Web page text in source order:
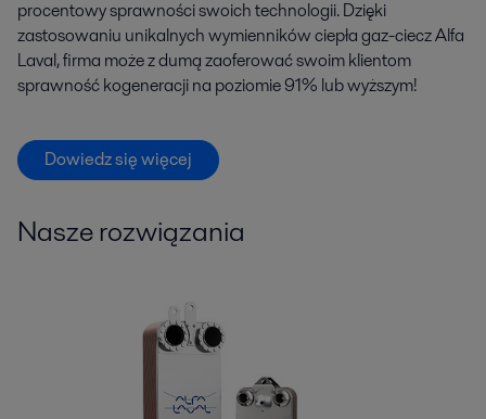
procentowy sprawności swoich technologii. Dzięki
zastosowaniu unikalnych wymienników ciepła gaz-ciecz Alfa
Laval, firma może z dumą zaoferować swoim klientom
sprawność kogeneracji na poziomie 91% lub wyższym!
Dowiedz się więcej
Nasze rozwiązania